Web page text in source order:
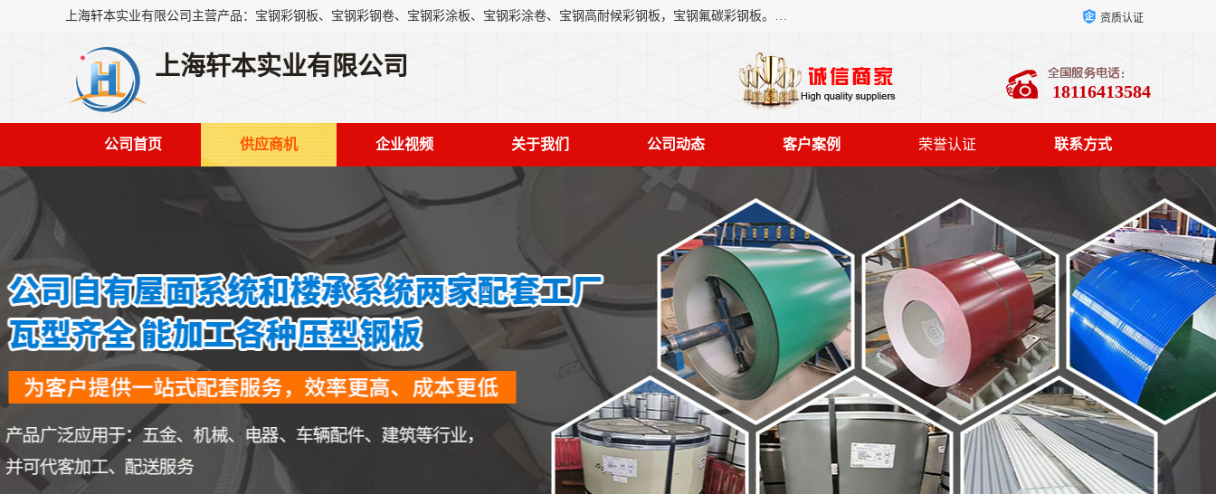
上海轩本实业有限公司主营产品：宝钢彩钢板、宝钢彩钢卷、宝钢彩涂板、宝钢彩涂卷、宝钢高耐候彩钢板，宝钢氟碳彩钢板。是一家集钢铁贸易，物流、加工为一体的产业全配套公司。 资质认证
上海轩本实业有限公司
18116413584
公司首页 供应商机 企业视频 关于我们 公司动态 客户案例 荣誉认证 联系方式